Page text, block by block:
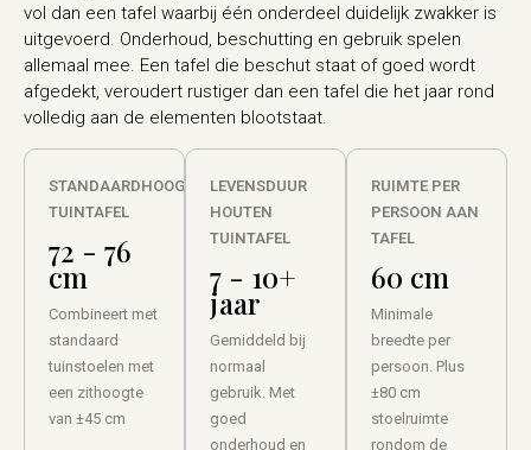
vol dan een tafel waarbij één onderdeel duidelijk zwakker is
uitgevoerd. Onderhoud, beschutting en gebruik spelen
allemaal mee. Een tafel die beschut staat of goed wordt
afgedekt, veroudert rustiger dan een tafel die het jaar rond
volledig aan de elementen blootstaat.
STANDAARDHOOGTE
TUINTAFEL
72 - 76
cm
Combineert met
standaard
tuinstoelen met
een zithoogte
van ±45 cm
LEVENSDUUR
HOUTEN
TUINTAFEL
7 - 10+
jaar
Gemiddeld bij
normaal
gebruik. Met
goed
onderhoud en
RUIMTE PER
PERSOON AAN
TAFEL
60 cm
Minimale
breedte per
persoon. Plus
±80 cm
stoelruimte
rondom de